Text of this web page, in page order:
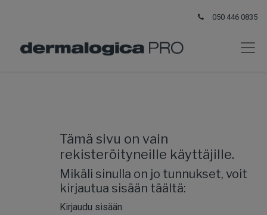
050 446 0835
Tämä sivu on vain
rekisteröityneille käyttäjille.
Mikäli sinulla on jo tunnukset, voit
kirjautua sisään täältä:
Kirjaudu sisään